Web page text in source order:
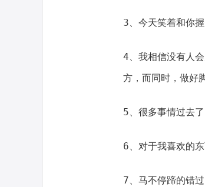
3、今天笑着和你
4、我相信没有人
方，而同时，做好
5、很多事情过去
6、对于我喜欢的
7、马不停蹄的错